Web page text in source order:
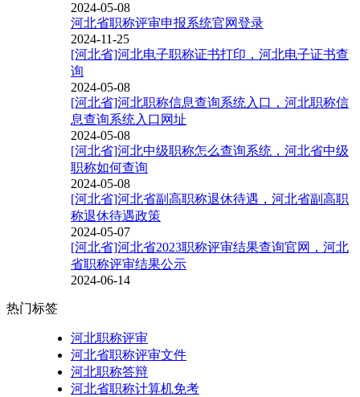
2024-05-08
河北省职称评审申报系统官网登录
2024-11-25
[河北省]河北电子职称证书打印，河北电子证书查
询
2024-05-08
[河北省]河北职称信息查询系统入口，河北职称信
息查询系统入口网址
2024-05-08
[河北省]河北中级职称怎么查询系统，河北省中级
职称如何查询
2024-05-08
[河北省]河北省副高职称退休待遇，河北省副高职
称退休待遇政策
2024-05-07
[河北省]河北省2023职称评审结果查询官网，河北
省职称评审结果公示
2024-06-14
热门标签
河北职称评审
河北省职称评审文件
河北职称答辩
河北省职称计算机免考